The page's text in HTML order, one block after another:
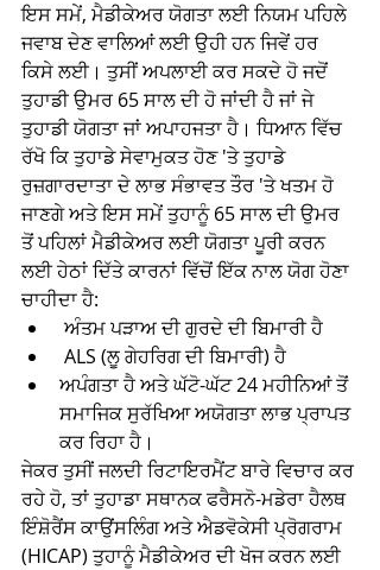
ਇਸ ਸਮੇਂ, ਮੈਡੀਕੇਅਰ ਯੋਗਤਾ ਲਈ ਨਿਯਮ ਪਹਿਲੇ
ਜਵਾਬ ਦੇਣ ਵਾਲਿਆਂ ਲਈ ਉਹੀ ਹਨ ਜਿਵੇਂ ਹਰ
ਕਿਸੇ ਲਈ। ਤੁਸੀਂ ਅਪਲਾਈ ਕਰ ਸਕਦੇ ਹੋ ਜਦੋਂ
ਤੁਹਾਡੀ ਉਮਰ 65 ਸਾਲ ਦੀ ਹੋ ਜਾਂਦੀ ਹੈ ਜਾਂ ਜੇ
ਤੁਹਾਡੀ ਯੋਗਤਾ ਜਾਂ ਅਪਾਹਜਤਾ ਹੈ। ਧਿਆਨ ਵਿੱਚ
ਰੱਖੋ ਕਿ ਤੁਹਾਡੇ ਸੇਵਾਮੁਕਤ ਹੋਣ 'ਤੇ ਤੁਹਾਡੇ
ਰੁਜ਼ਗਾਰਦਾਤਾ ਦੇ ਲਾਭ ਸੰਭਾਵਤ ਤੌਰ 'ਤੇ ਖਤਮ ਹੋ
ਜਾਣਗੇ ਅਤੇ ਇਸ ਸਮੇਂ ਤੁਹਾਨੂੰ 65 ਸਾਲ ਦੀ ਉਮਰ
ਤੋਂ ਪਹਿਲਾਂ ਮੈਡੀਕੇਅਰ ਲਈ ਯੋਗਤਾ ਪੂਰੀ ਕਰਨ
ਲਈ ਹੇਠਾਂ ਦਿੱਤੇ ਕਾਰਨਾਂ ਵਿੱਚੋਂ ਇੱਕ ਨਾਲ ਯੋਗ ਹੋਣਾ
ਚਾਹੀਦਾ ਹੈ:
ਅੰਤਮ ਪੜਾਅ ਦੀ ਗੁਰਦੇ ਦੀ ਬਿਮਾਰੀ ਹੈ
ALS (ਲੂ ਗੇਹਰਿਗ ਦੀ ਬਿਮਾਰੀ) ਹੈ
ਅਪੰਗਤਾ ਹੈ ਅਤੇ ਘੱਟੋ-ਘੱਟ 24 ਮਹੀਨਿਆਂ ਤੋਂ
ਸਮਾਜਿਕ ਸੁਰੱਖਿਆ ਅਯੋਗਤਾ ਲਾਭ ਪ੍ਰਾਪਤ
ਕਰ ਰਿਹਾ ਹੈ।
ਜੇਕਰ ਤੁਸੀਂ ਜਲਦੀ ਰਿਟਾਇਰਮੈਂਟ ਬਾਰੇ ਵਿਚਾਰ ਕਰ
ਰਹੇ ਹੋ, ਤਾਂ ਤੁਹਾਡਾ ਸਥਾਨਕ ਫਰੈਸਨੋ-ਮਡੇਰਾ ਹੈਲਥ
ਇੰਸ਼ੋਰੈਂਸ ਕਾਉਂਸਲਿੰਗ ਅਤੇ ਐਡਵੋਕੇਸੀ ਪ੍ਰੋਗਰਾਮ
(HICAP) ਤੁਹਾਨੂੰ ਮੈਡੀਕੇਅਰ ਦੀ ਖੋਜ ਕਰਨ ਲਈ